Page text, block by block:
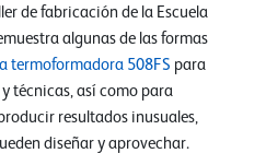
de fabricación de la Escuela
algunas de las formas
termoformadora 508FS para
técnicas, así como para
resultados inusuales,
diseñar y aprovechar.